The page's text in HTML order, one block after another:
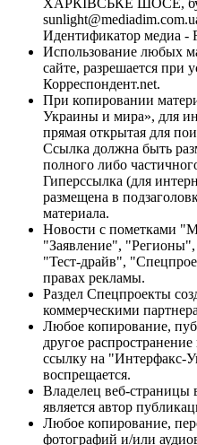
Идентификатор медиа -
Использование любых
сайте, разрешается при
Корреспондент.net.
При копировании
Украины и мира», для
прямая открытая для
Ссылка должна быть
полного либо
Гиперссылка (для
размещена в
материала.
Новости с пометками
"Заявление",
"Тест-драйв",
правах рекламы.
Раздел Спецпроекты
коммерческими
Любое копирование,
другое
ссылку на "Интерфакс-
воспрещается.
Владелец веб-страницы
является автор
Любое копирование,
фотографий и/или